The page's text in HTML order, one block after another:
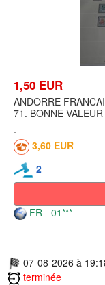
1,50 EUR
ANDORRE
71. BONNE VALEUR
3,60 EUR
2
FR - 01***
07-08-2026 à
terminée